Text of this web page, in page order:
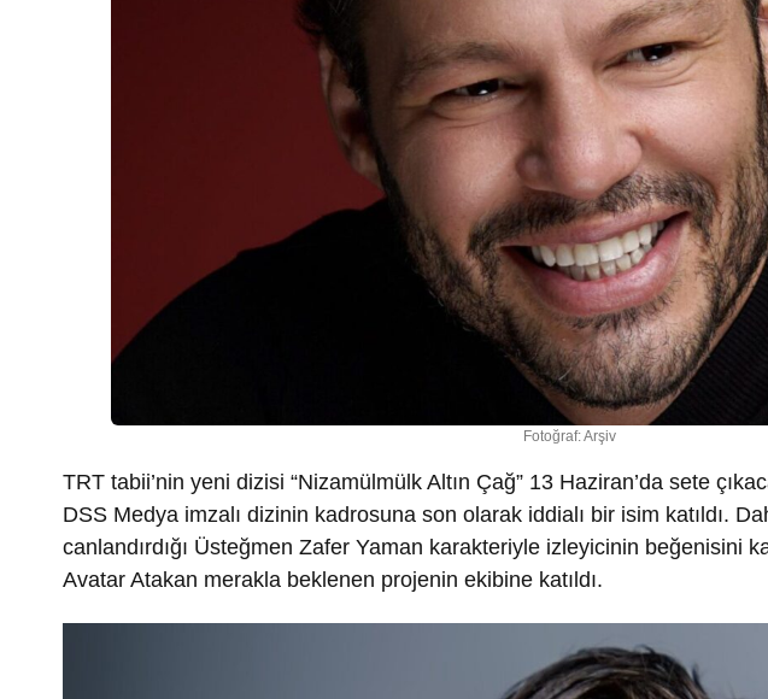
Fotoğraf: Arşiv
TRT tabii’nin yeni dizisi “Nizamülmülk Altın Çağ” 13 Haziran’da sete
DSS Medya imzalı dizinin kadrosuna son olarak iddialı bir isim katıldı.
canlandırdığı Üsteğmen Zafer Yaman karakteriyle izleyicinin beğenisini
Avatar Atakan merakla beklenen projenin ekibine katıldı.